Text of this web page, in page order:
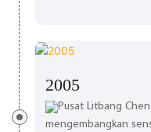
2005
Pusat Litbang
mengembangkan